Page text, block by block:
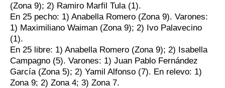
(Zona 9); 2) Ramiro Marfil Tula (1).
En 25 pecho: 1) Anabella Romero (Zona 9). Varones:
1) Maximiliano Waiman (Zona 9); 2) Ivo Palavecino
(1).
En 25 libre: 1) Anabella Romero (Zona 9); 2) Isabella
Campagno (5). Varones: 1) Juan Pablo Fernández
García (Zona 5); 2) Yamil Alfonso (7). En relevo: 1)
Zona 9; 2) Zona 4; 3) Zona 7.